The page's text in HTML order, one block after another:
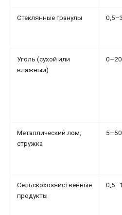
Стеклянные гранулы 0,5–3
Уголь (сухой или
влажный)
0–20
Металлический лом,
стружка
5–50
Сельскохозяйственные
продукты